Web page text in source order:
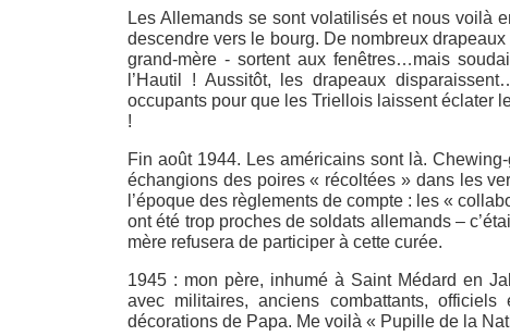
Les Allemands se sont volatilisés et nous voilà
descendre vers le bourg. De nombreux
grand-mère - sortent aux fenêtres…mais
l’Hautil ! Aussitôt, les drapeaux
occupants pour que les Triellois laissent éclater
!
Fin août 1944. Les américains sont là.
échangions des poires « récoltées » dans les
l’époque des règlements de compte : les «
ont été trop proches de soldats allemands –
mère refusera de participer à cette curée.
1945 : mon père, inhumé à Saint Médard en
avec militaires, anciens combattants,
décorations de Papa. Me voilà « Pupille de la